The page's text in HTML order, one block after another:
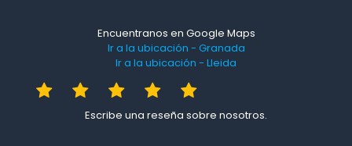
Encuentranos en Google Maps
Ir a la ubicación - Granada
Ir a la ubicación - Lleida
Escribe una reseña sobre nosotros.